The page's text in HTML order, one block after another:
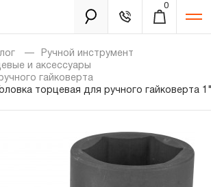
0
Ручной инструмент
и аксессуары
гайковерта
торцевая для ручного гайковерта